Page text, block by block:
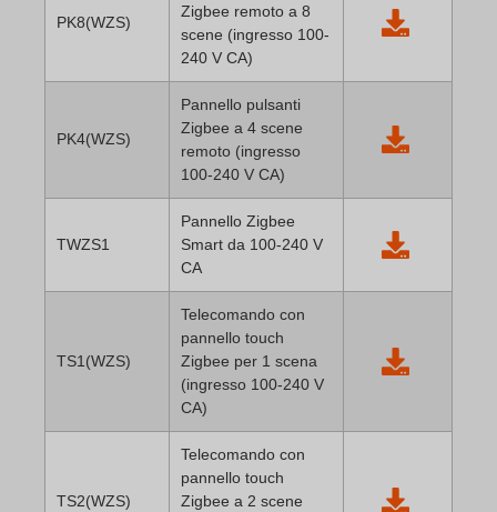
PK8(WZS)
Zigbee remoto a 8
scene (ingresso 100-
240 V CA)
PK4(WZS)
Pannello pulsanti
Zigbee a 4 scene
remoto (ingresso
100-240 V CA)
TWZS1
Pannello Zigbee
Smart da 100-240 V
CA
TS1(WZS)
Telecomando con
pannello touch
Zigbee per 1 scena
(ingresso 100-240 V
CA)
TS2(WZS)
Telecomando con
pannello touch
Zigbee a 2 scene